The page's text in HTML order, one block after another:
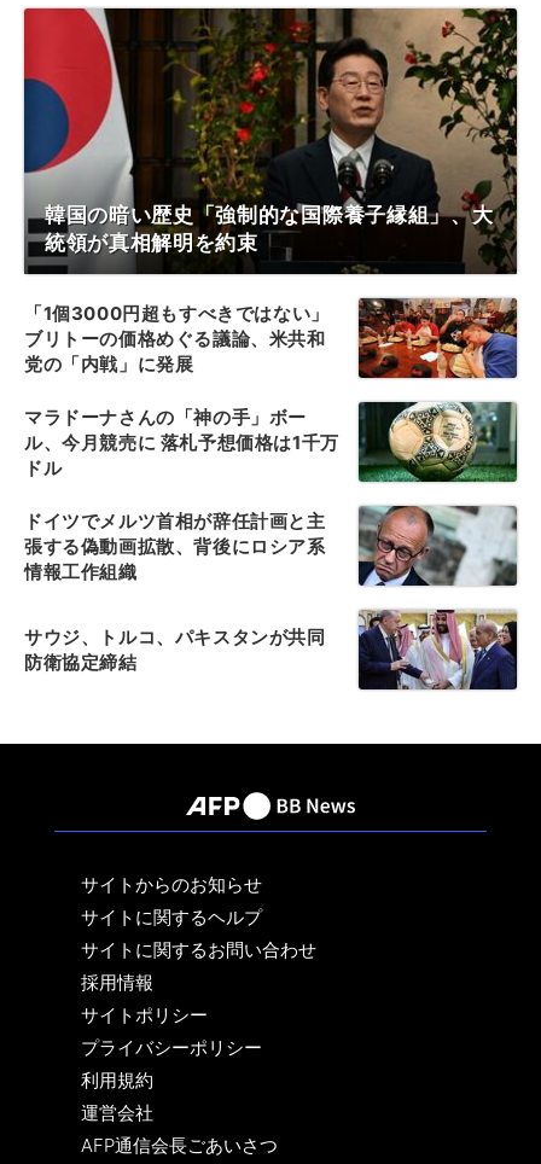
韓国の暗い歴史「強制的な国際養子縁組」、大
統領が真相解明を約束
「1個3000円超もすべきではない」
ブリトーの価格めぐる議論、米共和
党の「内戦」に発展
マラドーナさんの「神の手」ボー
ル、今月競売に 落札予想価格は1千万
ドル
ドイツでメルツ首相が辞任計画と主
張する偽動画拡散、背後にロシア系
情報工作組織
サウジ、トルコ、パキスタンが共同
防衛協定締結
サイトからのお知らせ
サイトに関するヘルプ
サイトに関するお問い合わせ
採用情報
サイトポリシー
プライバシーポリシー
利用規約
運営会社
AFP通信会長ごあいさつ